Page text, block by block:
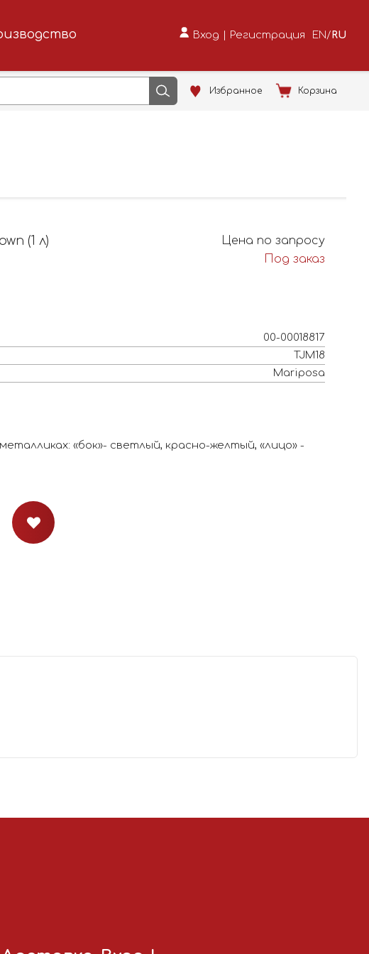
Вход | Регистрация EN /RU
Избранное Корзина
(1 л)
00-00018817
TJM18
Mariposa
«бок»- светлый, красно-желтый, «лицо» -
Цена по запросу
Под заказ